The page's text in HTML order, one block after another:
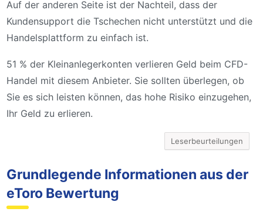
Auf der anderen Seite ist der Nachteil, dass der
Kundensupport die Tschechen nicht unterstützt und die
Handelsplattform zu einfach ist.
51 % der Kleinanlegerkonten verlieren Geld beim CFD-
Handel mit diesem Anbieter. Sie sollten überlegen, ob
Sie es sich leisten können, das hohe Risiko einzugehen,
Ihr Geld zu erlieren.
Leserbeurteilungen
Grundlegende Informationen aus der
eToro Bewertung